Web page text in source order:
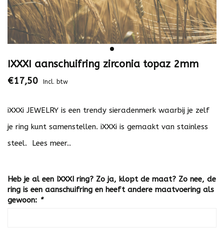
IXXXI aanschuifring zirconia topaz 2mm
€17,50 Incl. btw
iXXXi JEWELRY is een trendy sieradenmerk waarbij je zelf
je ring kunt samenstellen. iXXXi is gemaakt van stainless
steel. Lees meer..
Heb je al een IXXXI ring? Zo ja, klopt de maat? Zo nee, de
ring is een aanschuifring en heeft andere maatvoering als
gewoon: *